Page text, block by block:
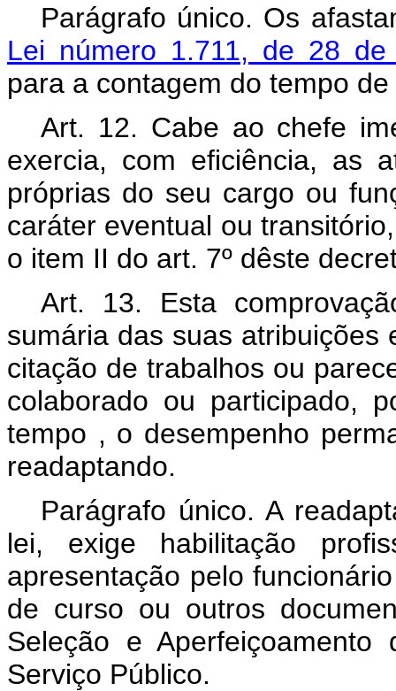
Parágrafo único. Os
Lei número 1.711, de 28
para a contagem do tempo
Art. 12. Cabe ao chefe
exercia, com eficiência, as
próprias do seu cargo ou
caráter eventual ou
o item II do art. 7º dêste
Art. 13. Esta
sumária das suas atribuições
citação de trabalhos ou
colaborado ou participado,
tempo , o desempenho
readaptando.
Parágrafo único. A
lei, exige habilitação
apresentação pelo
de curso ou outros
Seleção e Aperfeiçoamento
Serviço Público.